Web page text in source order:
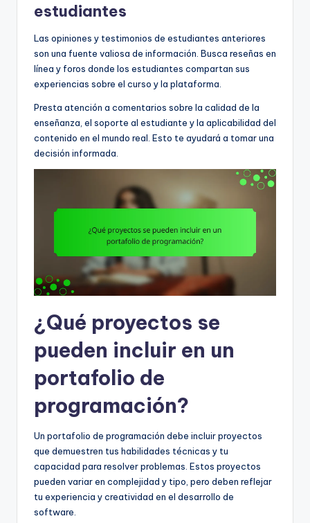
estudiantes
Las opiniones y testimonios de estudiantes anteriores
son una fuente valiosa de información. Busca reseñas en
línea y foros donde los estudiantes compartan sus
experiencias sobre el curso y la plataforma.
Presta atención a comentarios sobre la calidad de la
enseñanza, el soporte al estudiante y la aplicabilidad del
contenido en el mundo real. Esto te ayudará a tomar una
decisión informada.
¿Qué proyectos se
pueden incluir en un
portafolio de
programación?
Un portafolio de programación debe incluir proyectos
que demuestren tus habilidades técnicas y tu
capacidad para resolver problemas. Estos proyectos
pueden variar en complejidad y tipo, pero deben reflejar
tu experiencia y creatividad en el desarrollo de
software.